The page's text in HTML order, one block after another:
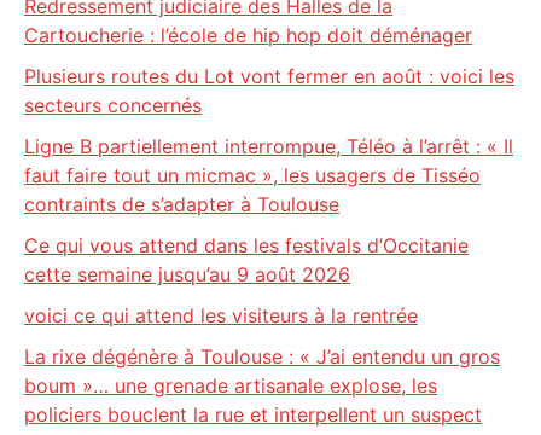
Redressement judiciaire des Halles de la
Cartoucherie : l’école de hip hop doit déménager
Plusieurs routes du Lot vont fermer en août : voici les
secteurs concernés
Ligne B partiellement interrompue, Téléo à l’arrêt : « Il
faut faire tout un micmac », les usagers de Tisséo
contraints de s’adapter à Toulouse
Ce qui vous attend dans les festivals d’Occitanie
cette semaine jusqu’au 9 août 2026
voici ce qui attend les visiteurs à la rentrée
La rixe dégénère à Toulouse : « J’ai entendu un gros
boum »… une grenade artisanale explose, les
policiers bouclent la rue et interpellent un suspect